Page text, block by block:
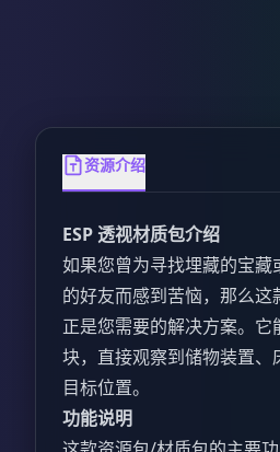
资源介绍
ESP 透视材质包介绍
如果您曾为寻找埋藏的宝藏
的好友而感到苦恼，那么这
正是您需要的解决方案。它
块，直接观察到储物装置、
目标位置。
功能说明